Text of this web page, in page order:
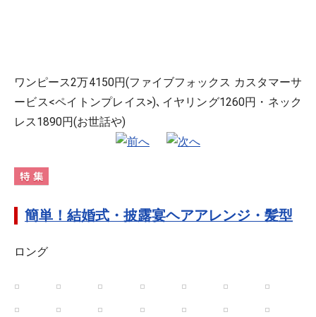
ワンピース2万4150円(ファイブフォックス カスタマーサ
ービス<ペイトンプレイス>)､イヤリング1260円・ネック
レス1890円(お世話や)
簡単！結婚式・披露宴ヘアアレンジ・髪型
ロング